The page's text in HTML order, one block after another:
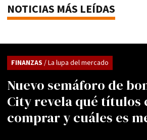
NOTICIAS MÁS LEÍDAS
Nuevo semáforo de
City revela qué títulos
comprar y cuáles es
FINANZAS / La lupa del mercado